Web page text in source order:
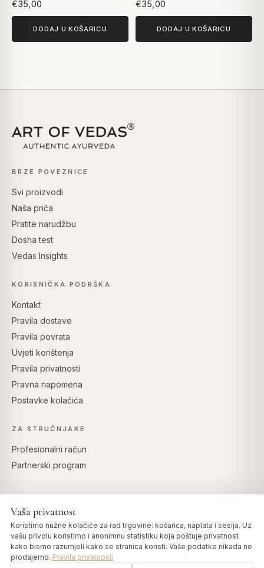
€35,00
DODAJ U KOŠARICU
€35,00
DODAJ U KOŠARICU
BRZE POVEZNICE
Svi proizvodi
Naša priča
Pratite narudžbu
Dosha test
Vedas Insights
KORISNIČKA PODRŠKA
Kontakt
Pravila dostave
Pravila povrata
Uvjeti korištenja
Pravila privatnosti
Pravna napomena
Postavke kolačića
ZA STRUČNJAKE
Profesionalni račun
Partnerski program
Vaša privatnost
Koristimo nužne kolačiće za rad trgovine: košarica, naplata i sesija. Uz
vašu privolu koristimo i anonimnu statistiku koja poštuje privatnost
kako bismo razumjeli kako se stranica koristi. Vaše podatke nikada ne
prodajemo. Pravila privatnosti